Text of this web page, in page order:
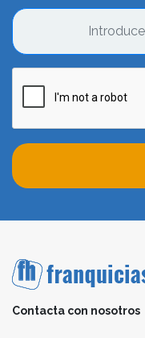
Contacta con nosotros